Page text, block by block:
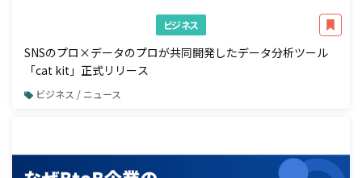
ビジネス
SNSのプロ×データのプロが共同開発したデータ分析ツール
「cat kit」正式リリース
ビジネス / ニュース